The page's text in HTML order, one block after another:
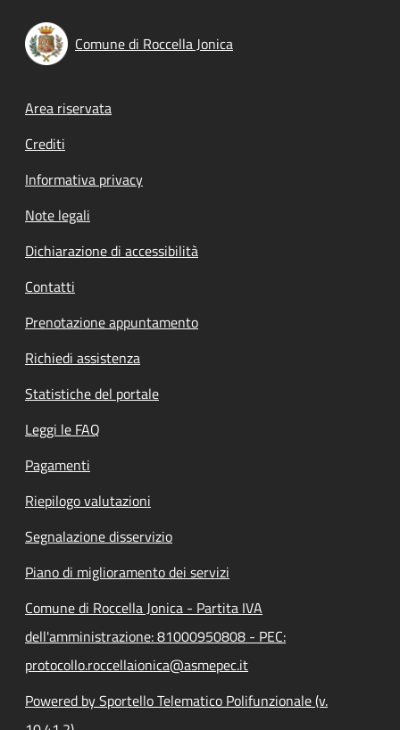
Comune di Roccella Jonica
Footer menu
Area riservata
Crediti
Informativa privacy
Note legali
Dichiarazione di accessibilità
Contatti
Prenotazione appuntamento
Richiedi assistenza
Statistiche del portale
Leggi le FAQ
Pagamenti
Riepilogo valutazioni
Segnalazione disservizio
Piano di miglioramento dei servizi
Comune di Roccella Jonica - Partita IVA
dell'amministrazione: 81000950808 - PEC:
protocollo.roccellaionica@asmepec.it
Powered by Sportello Telematico Polifunzionale (v.